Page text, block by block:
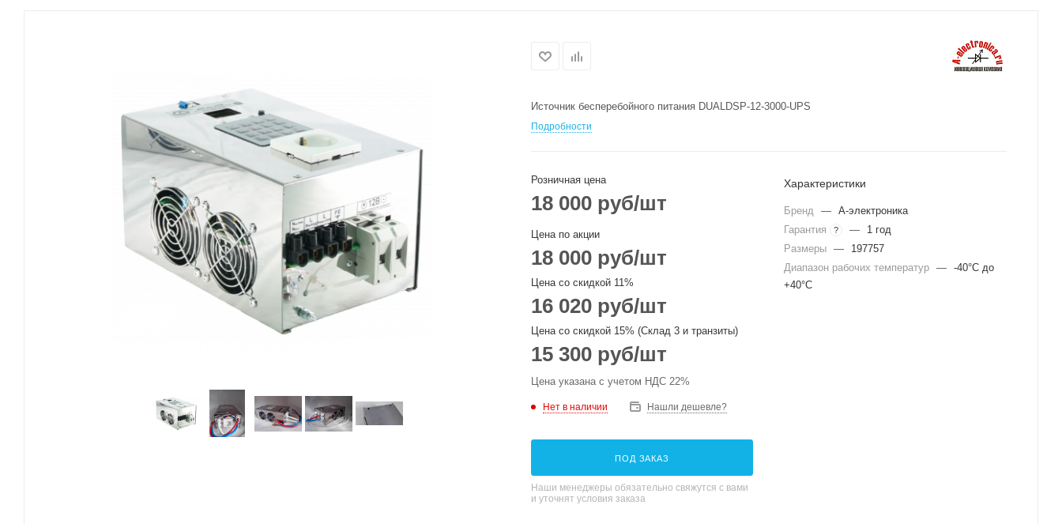
Источник бесперебойного питания DUALDSP-12-3000-UPS
Подробности
Розничная цена
18 000 руб/шт
Цена по акции
18 000 руб/шт
Цена со скидкой 11%
16 020 руб/шт
Цена со скидкой 15% (Склад 3 и транзиты)
15 300 руб/шт
Цена указана с учетом НДС 22%
Нет в наличии Нашли дешевле?
ПОД ЗАКАЗ
Наши менеджеры обязательно свяжутся с вами
и уточнят условия заказа
Характеристики
Бренд — А-электроника
Гарантия
? —
1 год
Размеры —
197757
Диапазон рабочих температур — -40°C до
+40°C